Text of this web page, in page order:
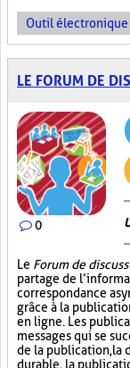
Outil électronique
LE FORUM DE
0
Le Forum de
partage de
correspondance
grâce à la
en ligne. Les
messages qui se
de la publication, la
durable, la